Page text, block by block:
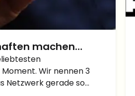
machen
beliebt
Wir nennen 3
Netzwerk gerade so